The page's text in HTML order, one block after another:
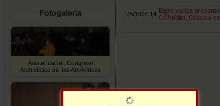
Fotogaleria
Asistencia1er. Congreso
Archivístico de las AmÃ©ricas
25/10/2014 Entre varias
CÃ³rdoba, Chaco y